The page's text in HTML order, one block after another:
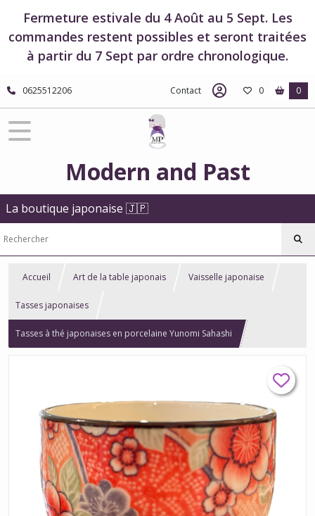
Fermeture estivale du 4 Août au 5 Sept. Les
commandes restent possibles et seront traitées
à partir du 7 Sept par ordre chronologique.
0625512206 Contact 0 0
Modern and Past
La boutique japonaise 🇯🇵
Accueil Art de la table japonais Vaisselle japonaise
Tasses japonaises
Tasses à thé japonaises en porcelaine Yunomi Sahashi